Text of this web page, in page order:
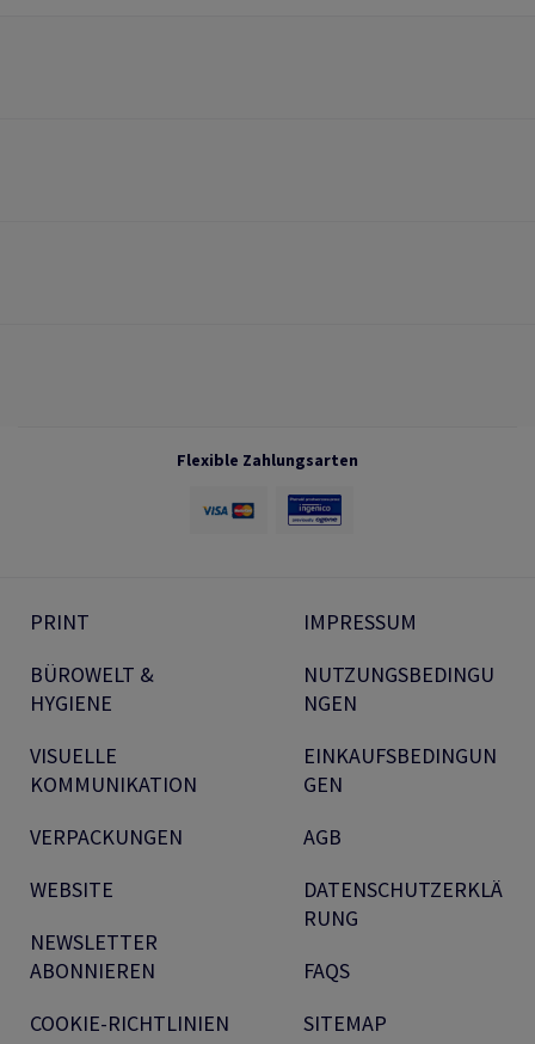
Flexible Zahlungsarten
PRINT
BÜROWELT &
HYGIENE
VISUELLE
KOMMUNIKATION
VERPACKUNGEN
WEBSITE
NEWSLETTER
ABONNIEREN
COOKIE-RICHTLINIEN
IMPRESSUM
NUTZUNGSBEDINGU
NGEN
EINKAUFSBEDINGUN
GEN
AGB
DATENSCHUTZERKLÄ
RUNG
FAQS
SITEMAP